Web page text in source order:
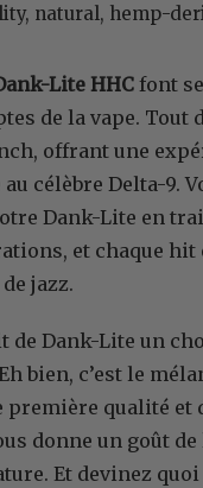
natural, hemp-
Lite HHC font
de la vape. Tout
offrant une
célèbre Delta-9.
Dank-Lite en
et chaque hit
jazz.
de Dank-Lite un
bien, c’est le
qualité et
donne un goût de
Et devinez quoi